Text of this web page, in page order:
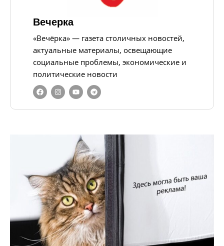
Вечерка
«Вечёрка» — газета столичных новостей,
актуальные материалы, освещающие
социальные проблемы, экономические и
политические новости